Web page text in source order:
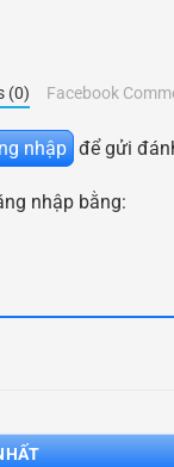
(0) Facebook
nhập để gửi
nhập bằng: